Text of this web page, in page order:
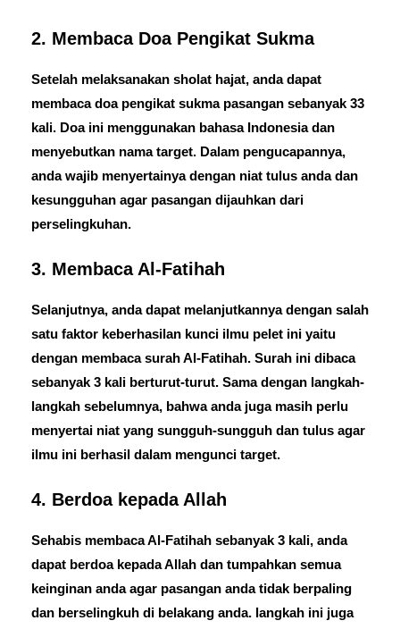
2. Membaca Doa Pengikat Sukma
Setelah melaksanakan sholat hajat, anda dapat
membaca doa pengikat sukma pasangan sebanyak 33
kali. Doa ini menggunakan bahasa Indonesia dan
menyebutkan nama target. Dalam pengucapannya,
anda wajib menyertainya dengan niat tulus anda dan
kesungguhan agar pasangan dijauhkan dari
perselingkuhan.
3. Membaca Al-Fatihah
Selanjutnya, anda dapat melanjutkannya dengan salah
satu faktor keberhasilan kunci ilmu pelet ini yaitu
dengan membaca surah Al-Fatihah. Surah ini dibaca
sebanyak 3 kali berturut-turut. Sama dengan langkah-
langkah sebelumnya, bahwa anda juga masih perlu
menyertai niat yang sungguh-sungguh dan tulus agar
ilmu ini berhasil dalam mengunci target.
4. Berdoa kepada Allah
Sehabis membaca Al-Fatihah sebanyak 3 kali, anda
dapat berdoa kepada Allah dan tumpahkan semua
keinginan anda agar pasangan anda tidak berpaling
dan berselingkuh di belakang anda. langkah ini juga